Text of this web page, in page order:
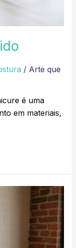
/ Arte que
é uma
em materiais,